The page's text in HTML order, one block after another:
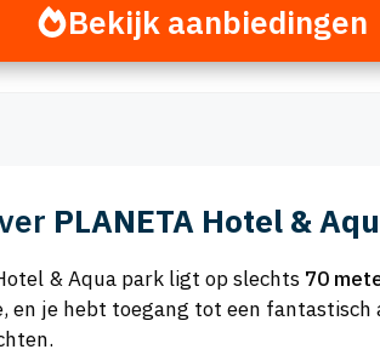
Bekijk aanbiedingen
PLANETA Hotel &
& Aqua park ligt op slechts 70
en je hebt toegang tot een